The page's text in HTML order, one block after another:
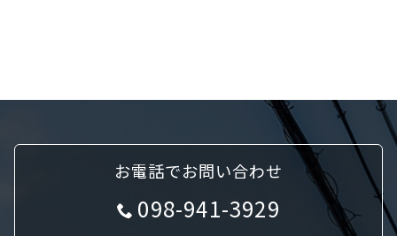
お電話でお問い合わせ
098-941-3929